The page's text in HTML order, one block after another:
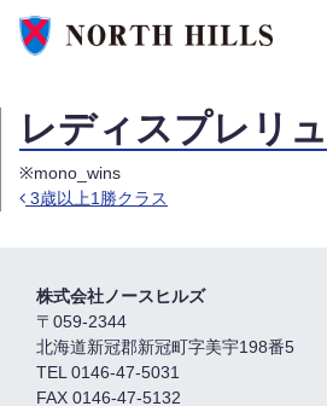
レディスプレリ
※mono_wins
3歳以上1勝クラス
株式会社ノースヒルズ
〒059-2344
北海道新冠郡新冠町字美宇198番5
TEL 0146-47-5031
FAX 0146-47-5132